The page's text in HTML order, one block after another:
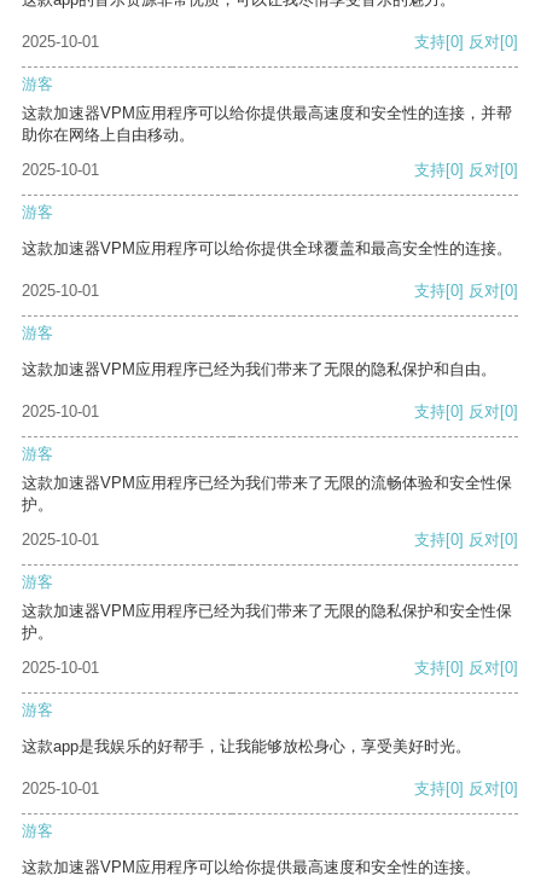
2025-10-01 支持[0] 反对[0]
游客
这款加速器VPM应用程序可以给你提供最高速度和安全性的连接，并帮
助你在网络上自由移动。
2025-10-01
支持[0] 反对[0]
游客
这款加速器VPM应用程序可以给你提供全球覆盖和最高安全性的连接。
2025-10-01 支持[0] 反对[0]
游客
这款加速器VPM应用程序已经为我们带来了无限的隐私保护和自由。
2025-10-01 支持[0] 反对[0]
游客
这款加速器VPM应用程序已经为我们带来了无限的流畅体验和安全性保
护。
2025-10-01
支持[0] 反对[0]
游客
这款加速器VPM应用程序已经为我们带来了无限的隐私保护和安全性保
护。
2025-10-01
支持[0] 反对[0]
游客
这款app是我娱乐的好帮手，让我能够放松身心，享受美好时光。
2025-10-01 支持[0] 反对[0]
游客
这款加速器VPM应用程序可以给你提供最高速度和安全性的连接。